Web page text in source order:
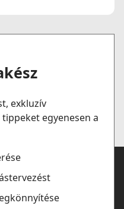
exkluzív
egyenesen a